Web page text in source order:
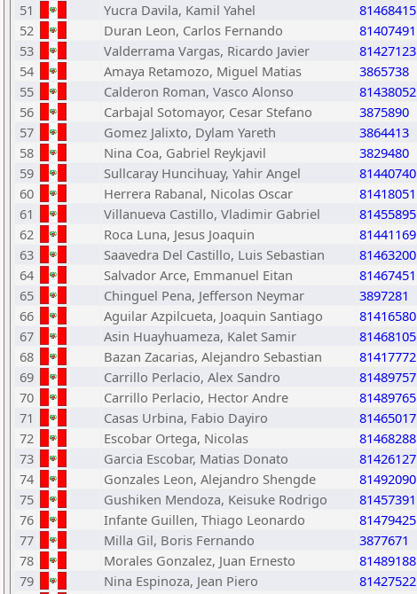
51
Yucra Davila, Kamil Yahel 81468415
52
Duran Leon, Carlos Fernando 81407491
53
Valderrama Vargas, Ricardo Javier 81427123
54
Amaya Retamozo, Miguel Matias 3865738
55
Calderon Roman, Vasco Alonso 81438052
56
Carbajal Sotomayor, Cesar Stefano 3875890
57
Gomez Jalixto, Dylam Yareth 3864413
58
Nina Coa, Gabriel Reykjavil 3829480
59
Sullcaray Huncihuay, Yahir Angel 81440740
60
Herrera Rabanal, Nicolas Oscar 81418051
61
Villanueva Castillo, Vladimir Gabriel 81455895
62
Roca Luna, Jesus Joaquin 81441169
63
Saavedra Del Castillo, Luis Sebastian 81463200
64
Salvador Arce, Emmanuel Eitan 81467451
65
Chinguel Pena, Jefferson Neymar 3897281
66
Aguilar Azpilcueta, Joaquin Santiago 81416580
67
Asin Huayhuameza, Kalet Samir 81468105
68
Bazan Zacarias, Alejandro Sebastian 81417772
69
Carrillo Perlacio, Alex Sandro 81489757
70
Carrillo Perlacio, Hector Andre 81489765
71
Casas Urbina, Fabio Dayiro 81465017
72
Escobar Ortega, Nicolas 81468288
73
Garcia Escobar, Matias Donato 81426127
74
Gonzales Leon, Alejandro Shengde 81492090
75
Gushiken Mendoza, Keisuke Rodrigo 81457391
76
Infante Guillen, Thiago Leonardo 81479425
77
Milla Gil, Boris Fernando 3877671
78
Morales Gonzalez, Juan Ernesto 81489188
79
Nina Espinoza, Jean Piero 81427522